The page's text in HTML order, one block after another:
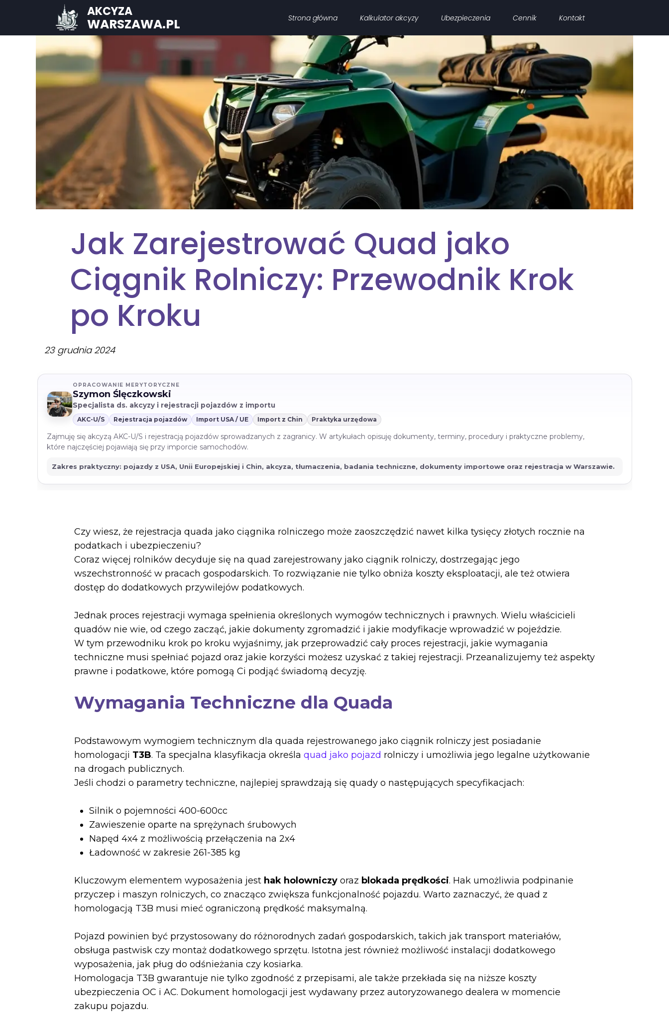
Strona główna Kalkulator akcyzy Ubezpieczenia Cennik Kontakt
AKCYZA
WARSZAWA.PL
23 grudnia 2024
Jak Zarejestrować Quad jako
Ciągnik Rolniczy: Przewodnik Krok
po Kroku
Czy wiesz, że rejestracja quada jako ciągnika rolniczego może zaoszczędzić nawet kilka tysięcy złotych rocznie na
podatkach i ubezpieczeniu?
Coraz więcej rolników decyduje się na quad zarejestrowany jako ciągnik rolniczy, dostrzegając jego
wszechstronność w pracach gospodarskich. To rozwiązanie nie tylko obniża koszty eksploatacji, ale też otwiera
dostęp do dodatkowych przywilejów podatkowych.
Jednak proces rejestracji wymaga spełnienia określonych wymogów technicznych i prawnych. Wielu właścicieli
quadów nie wie, od czego zacząć, jakie dokumenty zgromadzić i jakie modyfikacje wprowadzić w pojeździe.
W tym przewodniku krok po kroku wyjaśnimy, jak przeprowadzić cały proces rejestracji, jakie wymagania
techniczne musi spełniać pojazd oraz jakie korzyści możesz uzyskać z takiej rejestracji. Przeanalizujemy też aspekty
prawne i podatkowe, które pomogą Ci podjąć świadomą decyzję.
Wymagania Techniczne dla Quada
Podstawowym wymogiem technicznym dla quada rejestrowanego jako ciągnik rolniczy jest posiadanie
homologacji T3B. Ta specjalna klasyfikacja określa quad jako pojazd rolniczy i umożliwia jego legalne użytkowanie
na drogach publicznych.
Jeśli chodzi o parametry techniczne, najlepiej sprawdzają się quady o następujących specyfikacjach:
Silnik o pojemności 400-600cc
Zawieszenie oparte na sprężynach śrubowych
Napęd 4x4 z możliwością przełączenia na 2x4
Ładowność w zakresie 261-385 kg
Kluczowym elementem wyposażenia jest hak holowniczy oraz blokada prędkości. Hak umożliwia podpinanie
przyczep i maszyn rolniczych, co znacząco zwiększa funkcjonalność pojazdu. Warto zaznaczyć, że quad z
homologacją T3B musi mieć ograniczoną prędkość maksymalną.
Pojazd powinien być przystosowany do różnorodnych zadań gospodarskich, takich jak transport materiałów,
obsługa pastwisk czy montaż dodatkowego sprzętu. Istotna jest również możliwość instalacji dodatkowego
wyposażenia, jak pług do odśnieżania czy kosiarka.
Homologacja T3B gwarantuje nie tylko zgodność z przepisami, ale także przekłada się na niższe koszty
ubezpieczenia OC i AC. Dokument homologacji jest wydawany przez autoryzowanego dealera w momencie
zakupu pojazdu.
OPRACOWANIE MERYTORYCZNE
Szymon Ślęczkowski
Specjalista ds. akcyzy i rejestracji pojazdów z importu
AKC-U/S Rejestracja pojazdów Import USA / UE Import z Chin Praktyka urzędowa
Zajmuję się akcyzą AKC-U/S i rejestracją pojazdów sprowadzanych z zagranicy. W artykułach opisuję dokumenty, terminy, procedury i praktyczne problemy,
które najczęściej pojawiają się przy imporcie samochodów.
Zakres praktyczny: pojazdy z USA, Unii Europejskiej i Chin, akcyza, tłumaczenia, badania techniczne, dokumenty importowe oraz rejestracja w Warszawie.